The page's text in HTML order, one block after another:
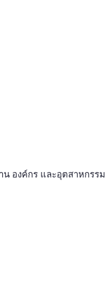
น องค์กร และอุตสาหกรรม